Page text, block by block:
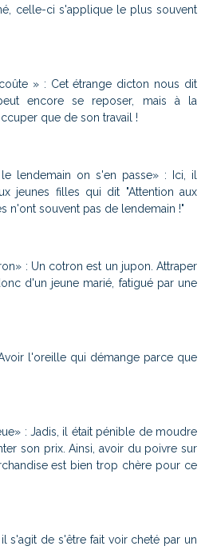
celle-ci s'applique le plus souvent
» : Cet étrange dicton nous dit
encore se reposer, mais à la
que de son travail !
lendemain on s'en passe» : Ici, il
jeunes filles qui dit "Attention aux
n'ont souvent pas de lendemain !"
: Un cotron est un jupon. Attraper
d'un jeune marié, fatigué par une
l'oreille qui démange parce que
: Jadis, il était pénible de moudre
son prix. Ainsi, avoir du poivre sur
est bien trop chère pour ce
s'agit de s'être fait voir cheté par un